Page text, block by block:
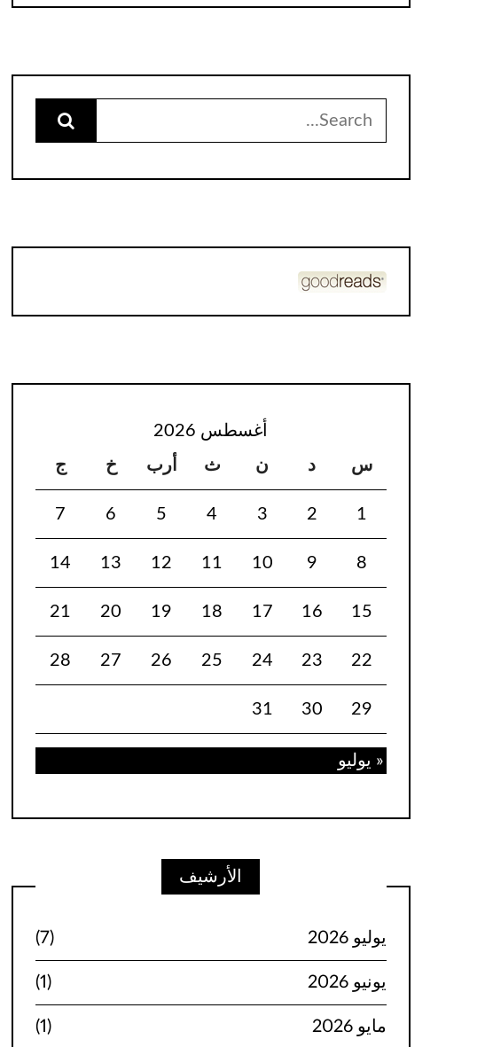
for:
أغسطس 2026
س
د ن ث أرب خ ج
1
2
3
4
5
6
7
8
9
10
11
12
13
14
15
16
17
18
19
20
21
22
23
24
25
26
27
28
29
30
31
« يوليو
الأرشيف
يوليو 2026 (7)
يونيو 2026 (1)
مايو 2026 (1)